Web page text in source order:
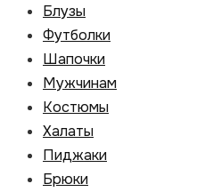
Блузы
Футболки
Шапочки
Мужчинам
Костюмы
Халаты
Пиджаки
Брюки